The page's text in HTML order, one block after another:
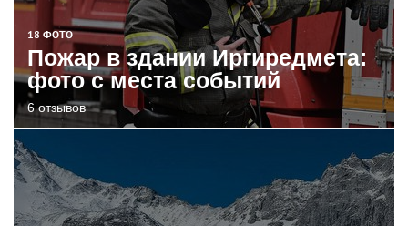
18 ФОТО
Пожар в здании Иргиредмета:
фото с места событий
6 отзывов